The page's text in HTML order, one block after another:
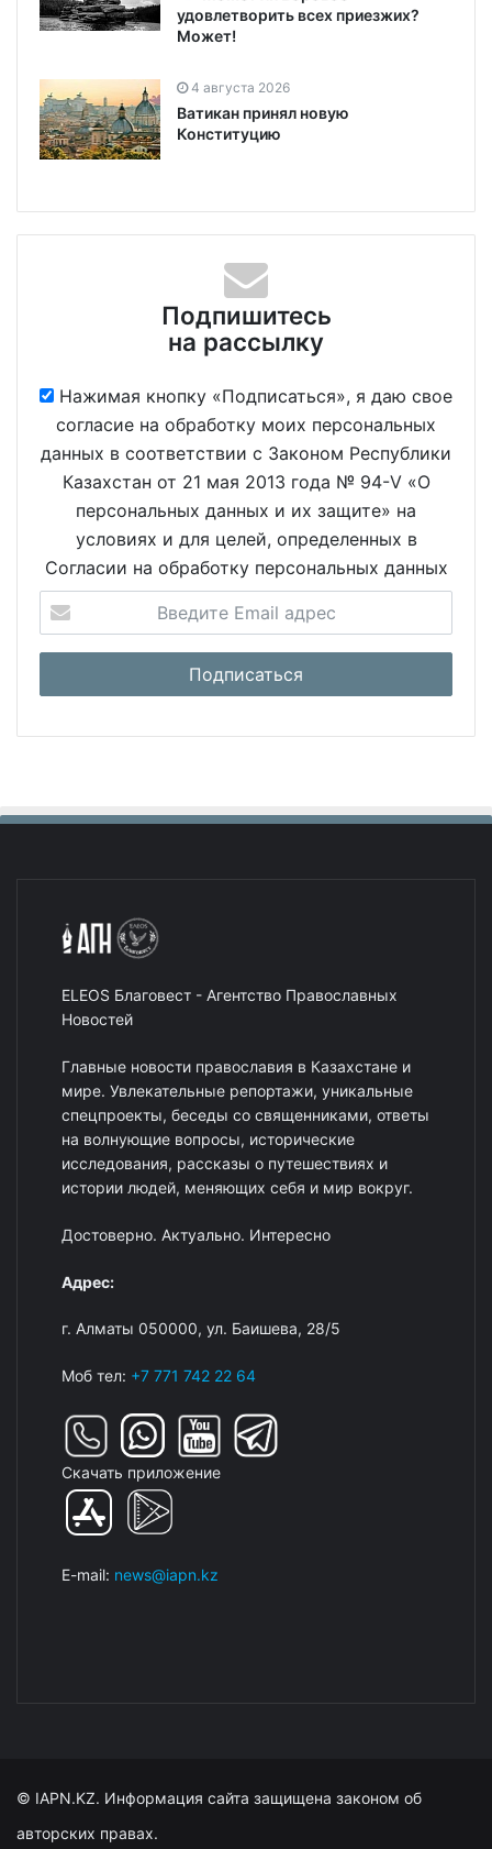
удовлетворить всех приезжих?
Может!
4 августа 2026
Ватикан принял новую
Конституцию
Подпишитесь
на рассылку
Нажимая кнопку «Подписаться», я даю свое
согласие на обработку моих персональных
данных в соответствии с Законом Республики
Казахстан от 21 мая 2013 года № 94-V «О
персональных данных и их защите» на
условиях и для целей, определенных в
Согласии на обработку персональных данных
ELEOS Благовест - Агентство Православных
Новостей
Главные новости православия в Казахстане и
мире. Увлекательные репортажи, уникальные
спецпроекты, беседы со священниками, ответы
на волнующие вопросы, исторические
исследования, рассказы о путешествиях и
истории людей, меняющих себя и мир вокруг.
Достоверно. Актуально. Интересно
Адрес:
г. Алматы 050000, ул. Баишева, 28/5
Моб тел: +7 771 742 22 64
Скачать приложение
E-mail: news@iapn.kz
© IAPN.KZ. Информация сайта защищена законом об
авторских правах.